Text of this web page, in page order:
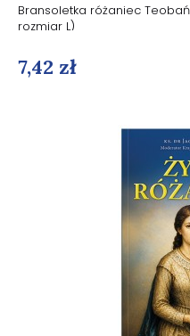
Bransoletka różaniec
rozmiar L)
7,42 zł